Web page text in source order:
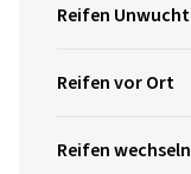
Reifen Unwucht
Reifen vor Ort
Reifen wechseln